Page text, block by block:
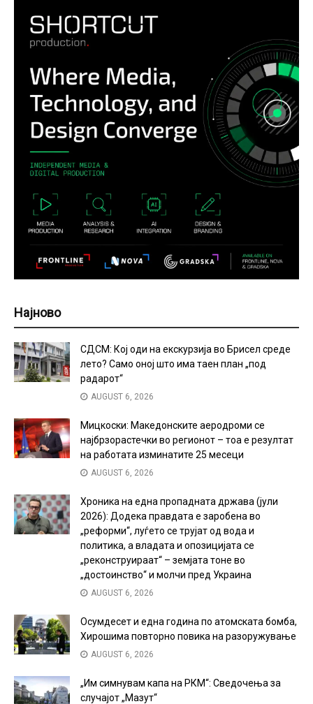
Најново
СДСМ: Кој оди на екскурзија во Брисел среде
лето? Само оној што има таен план „под
радарот“
AUGUST 6, 2026
Мицкоски: Македонските аеродроми се
најбрзорастечки во регионот – тоа е резултат
на работата изминатите 25 месеци
AUGUST 6, 2026
Хроника на една пропадната држава (јули
2026): Додека правдата е заробена во
„реформи“, луѓето се трујат од вода и
политика, а владата и опозицијата се
„реконструираат“ – земјата тоне во
„достоинство“ и молчи пред Украина
AUGUST 6, 2026
Осумдесет и една година по атомската бомба,
Хирошима повторно повика на разоружување
AUGUST 6, 2026
„Им симнувам капа на РКМ“: Сведочења за
случајот „Мазут“